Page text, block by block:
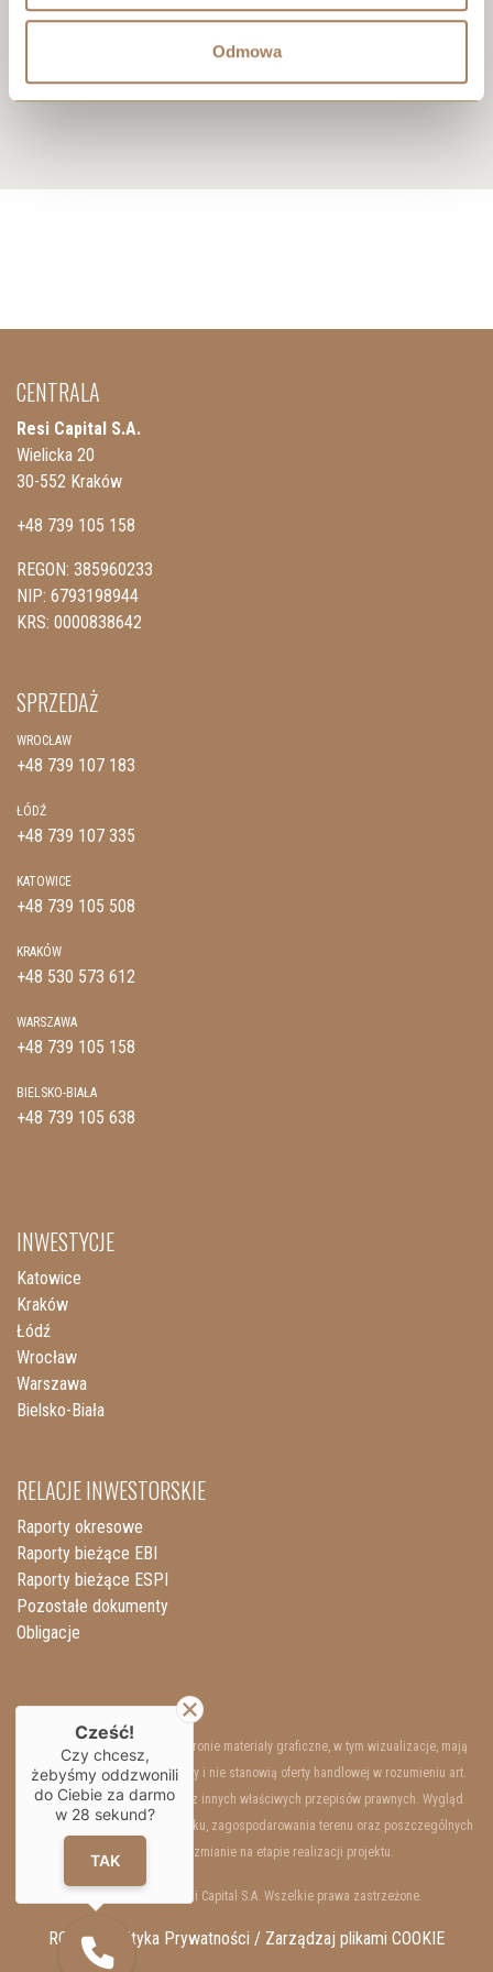
Odmowa
CENTRALA
Resi Capital S.A.
Wielicka 20
30-552 Kraków
+48 739 105 158
REGON: 385960233
NIP: 6793198944
KRS: 0000838642
SPRZEDAŻ
WROCŁAW
+48 739 107 183
ŁÓDŹ
+48 739 107 335
KATOWICE
+48 739 105 508
KRAKÓW
+48 530 573 612
WARSZAWA
+48 739 105 158
BIELSKO-BIAŁA
+48 739 105 638
INWESTYCJE
Katowice
Kraków
Łódź
Wrocław
Warszawa
Bielsko-Biała
RELACJE INWESTORSKIE
Raporty okresowe
Raporty bieżące EBI
Raporty bieżące ESPI
Pozostałe dokumenty
Obligacje
Przedstawione na niniejszej stronie materiały graficzne, w tym wizualizacje, mają
charakter wyłącznie poglądowy i nie stanowią oferty handlowej w rozumieniu art.
66 §1 Kodeksu Cywilnego oraz innych właściwych przepisów prawnych. Wygląd
wewnętrzny i zewnętrzny budynku, zagospodarowania terenu oraz poszczególnych
lokali mogą ulec zmianie na etapie realizacji projektu.
Copyrights © 2025 Resi Capital S.A. Wszelkie prawa zastrzeżone.
RODO / Polityka Prywatności / Zarządzaj plikami COOKIE
Cześć!
Czy chcesz,
żebyśmy oddzwonili
do Ciebie za darmo
w 28 sekund?
TAK